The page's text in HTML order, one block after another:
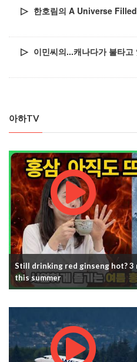
한호림의 A Universe
이민씨의...캐나다가 불타고
아하TV
Still drinking red ginseng hot?
this summer